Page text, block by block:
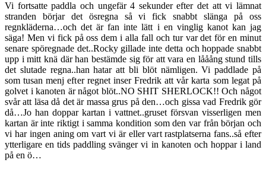
Vi fortsatte paddla och ungefär 4 sekunder efter det att vi lämnat
stranden börjar det ösregna så vi fick snabbt slänga på oss
regnkläderna…och det är fan inte lätt i en vinglig kanot kan jag
säga! Men vi fick på oss dem i alla fall och tur var det för en minut
senare spöregnade det..Rocky gillade inte detta och hoppade snabbt
upp i mitt knä där han bestämde sig för att vara en lååång stund tills
det slutade regna..han hatar att bli blöt nämligen. Vi paddlade på
som tusan menj efter regnet inser Fredrik att vår karta som legat på
golvet i kanoten är något blöt..NO SHIT SHERLOCK!! Och något
svår att läsa då det är massa grus på den…och gissa vad Fredrik gör
då…Jo han doppar kartan i vattnet..gruset försvan visserligen men
kartan är inte riktigt i samma kondition som den var från början och
vi har ingen aning om vart vi är eller vart rastplatserna fans..så efter
ytterligare en tids paddling svänger vi in kanoten och hoppar i land
på en ö…